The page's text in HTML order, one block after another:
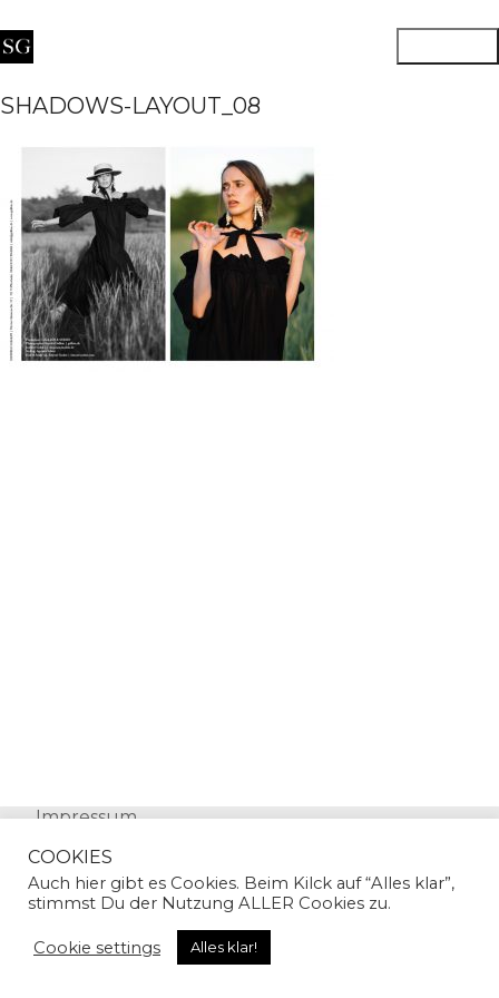
SHADOWS-LAYOUT_08
Impressum
© Copyright 2024 | Sandra Gallian | All Rights
COOKIES
Auch hier gibt es Cookies. Beim Kilck auf “Alles klar”,
stimmst Du der Nutzung ALLER Cookies zu.
Cookie settings Alles klar!